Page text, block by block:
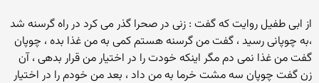
از ابی طفیل روایت که گفت : زنی در صحرا گذر می کرد در راه گرسنه شد
،به چوپانی رسید ، گفت من گرسنه هستم کمی به من غذا بده ، چوپان
گفت من غذا نمی دم مگر اینکه خودت را در اختیار من قرار بدهی ، آن
زن گفت چوپان سه مشت خرما به من داد ، بعد من خودم را در اختیار